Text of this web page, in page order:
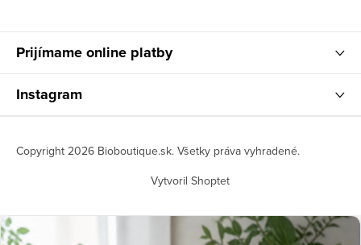
Prijímame online platby
Instagram
Vytvoril Shoptet
Copyright 2026 Bioboutique.sk. Všetky práva vyhradené.